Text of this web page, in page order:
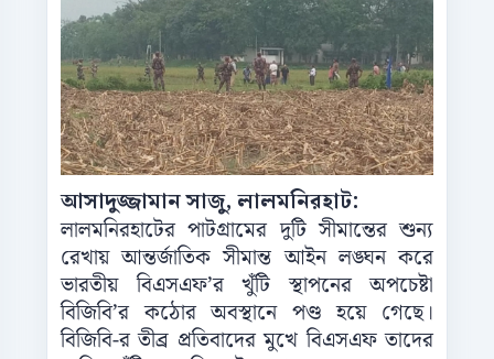
আসাদুজ্জামান সাজু, লালমনিরহাট:
লালমনিরহাটের পাটগ্রামের দুটি সীমান্তের শুন‌্য
রেখায় আন্তর্জাতিক সীমান্ত আইন লঙ্ঘন করে
ভারতীয় বিএসএফ’র খুঁটি স্থাপনের অপচেষ্টা
বিজিবি’র কঠোর অবস্থানে পণ্ড হয়ে গেছে।
বিজিবি-র তীব্র প্রতিবাদের মুখে বিএসএফ তাদের